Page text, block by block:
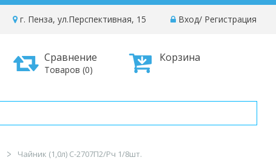
Вход/ Регистрация
г. Пенза, ул.Перспективная, 15
Корзина
Сравнение
Товаров (0)
Чайник (1,0л) С-2707П2/Рч 1/8шт.